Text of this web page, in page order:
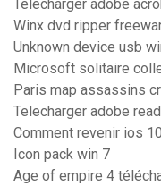
Telecharger adobe
Winx dvd ripper
Unknown device usb
Microsoft solitaire
Paris map assassins
Telecharger adobe
Comment revenir ios
Icon pack win 7
Age of empire 4